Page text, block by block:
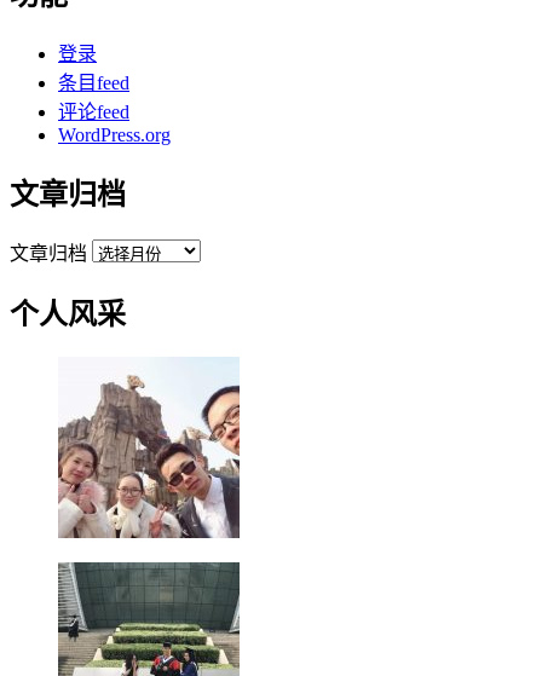
登录
条目feed
评论feed
WordPress.org
文章归档
文章归档
个人风采